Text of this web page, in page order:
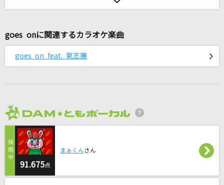
前前前世
ダーリン
Mrs. GREEN APPLE
不可思議のカルテ
美)、豊浜のどか(CV:内田真礼)、梓川かえで(CV:久保ユリカ)、牧之原翔子
(CV:水瀬いのり)
やさしいキスをして
DREAMS COME TRUE
世界中の誰よりきっと
goes onに関連するカラオケ楽曲
goes on feat. 氣志團
91.675点
まぁくんさん